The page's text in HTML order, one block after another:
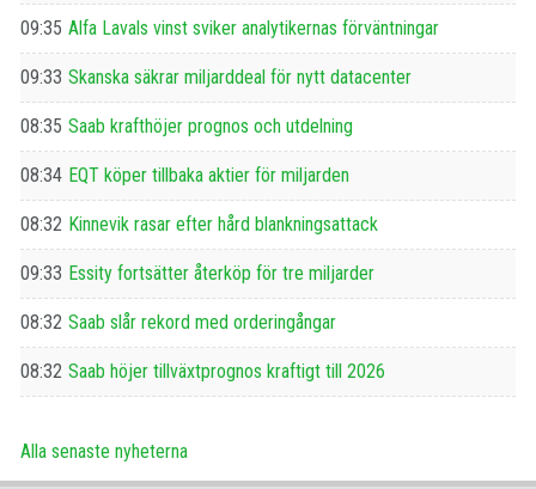
09:35 Alfa Lavals vinst sviker analytikernas förväntningar
09:33 Skanska säkrar miljarddeal för nytt datacenter
08:35 Saab krafthöjer prognos och utdelning
08:34 EQT köper tillbaka aktier för miljarden
08:32 Kinnevik rasar efter hård blankningsattack
09:33 Essity fortsätter återköp för tre miljarder
08:32 Saab slår rekord med orderingångar
08:32 Saab höjer tillväxtprognos kraftigt till 2026
Alla senaste nyheterna